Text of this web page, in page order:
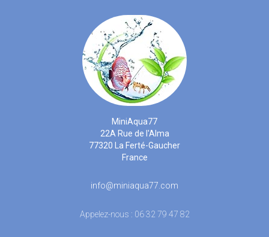
MiniAqua77
22A Rue de l'Alma
77320 La Ferté-Gaucher
France
info@miniaqua77.com
Appelez-nous : 06 32 79 47 82